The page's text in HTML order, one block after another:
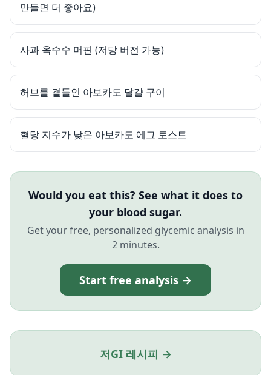
만들면 더 좋아요)
사과 옥수수 머핀 (저당 버전 가능)
허브를 곁들인 아보카도 달걀 구이
혈당 지수가 낮은 아보카도 에그 토스트
Would you eat this? See what it does to
your blood sugar.
Get your free, personalized glycemic analysis in
2 minutes.
Start free analysis →
저GI 레시피 →